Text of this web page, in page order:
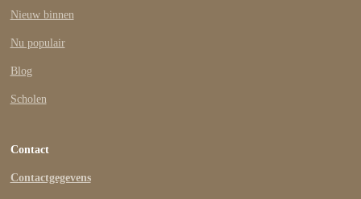
Nieuw binnen
Nu populair
Blog
Scholen
Contact
Contactgegevens